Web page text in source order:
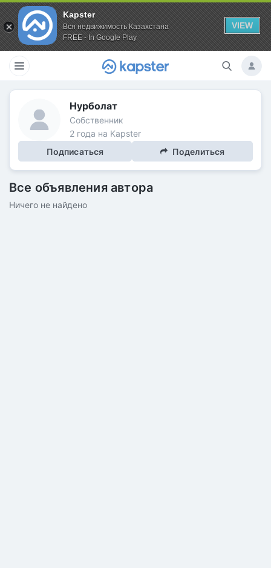
Kapster
Вся недвижимость Казахстана
FREE - In Google Play
VIEW
Нурболат
Собственник
2 года на Kapster
Подписаться
Поделиться
Все объявления автора
Ничего не найдено